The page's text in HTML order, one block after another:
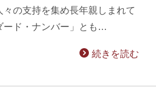
の支持を集め長年親しまれて
ード・ナンバー」とも…
続きを読む